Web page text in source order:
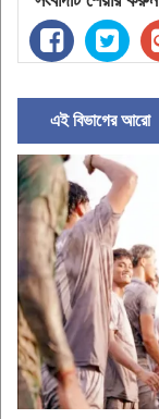
এই বিভাগের আরো